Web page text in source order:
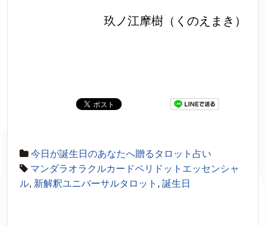
玖ノ江摩樹（くのえまき）
今日が誕生日のあなたへ贈るタロット占い
マンダラオラクルカードペリドットエッセンシャ
ル, 新解釈ユニバーサルタロット , 誕生日